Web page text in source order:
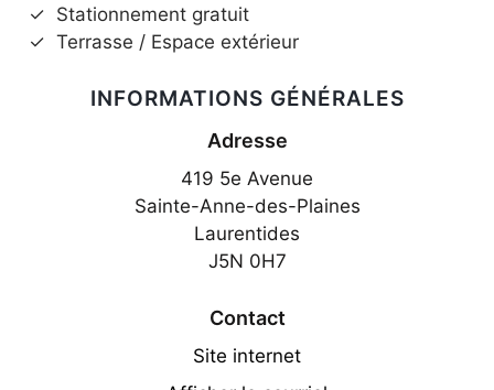
✓ Stationnement gratuit
✓ Terrasse / Espace extérieur
INFORMATIONS GÉNÉRALES
Adresse
419 5e Avenue
Sainte-Anne-des-Plaines
Laurentides
J5N 0H7
Contact
Site internet